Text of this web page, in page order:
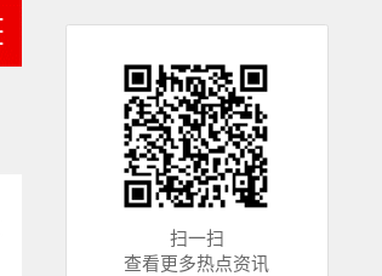
扫一扫
查看更多热点资讯